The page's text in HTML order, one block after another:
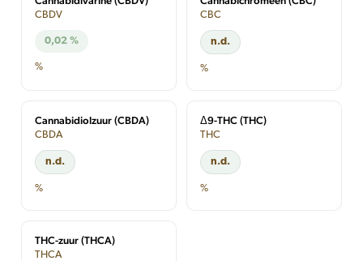
CBDV
0,02 %
%
CBC
n.d.
%
Cannabidiolzuur (CBDA)
CBDA
n.d.
%
Δ9-THC (THC)
THC
n.d.
%
THC-zuur (THCA)
THCA